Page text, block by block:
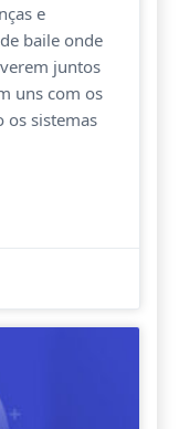
e
baile onde
juntos
uns com os
os sistemas